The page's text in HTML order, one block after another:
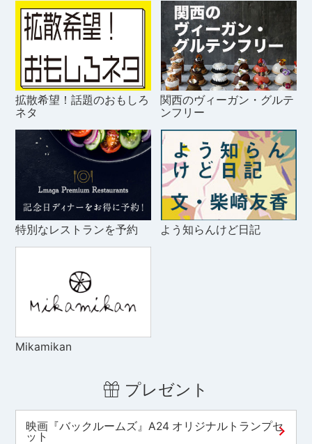
拡散希望！話題のおもしろ
ネタ
関西のヴィーガン・グルテ
ンフリー
特別なレストランを予約 よう知らんけど日記
Mikamikan
プレゼント
映画『バックルームズ』A24 オリジナルトランプセ
ット